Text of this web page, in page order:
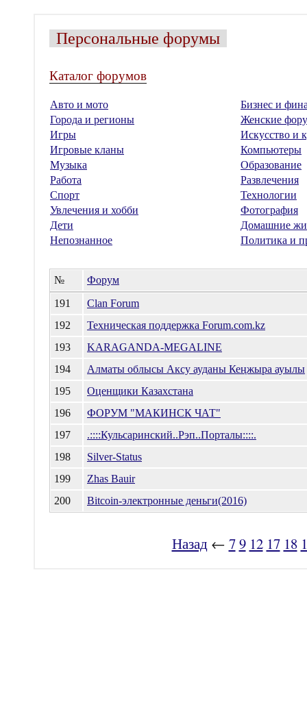
Персональные форумы
Каталог форумов
Авто и мото
Бизнес и
Города и регионы
Женские
Игры
Искусство и
Игровые кланы
Компьютеры
Музыка
Образование
Работа
Развлечения
Спорт
Технологии
Увлечения и хобби
Фотография
Дети
Домашние
Непознанное
Политика и
№
Форум
191
Clan Forum
192
Техническая поддержка Forum.com.kz
193
KARAGANDA-MEGALINE
194
Алматы облысы Аксу ауданы Кеңжыра ауылы
195
Оценщики Казахстана
196
ФОРУМ "МАКИНСК ЧАТ"
197
.::::Кульсаринский..Рэп..Порталы::::.
198
Silver-Status
199
Zhas Bauir
200
Bitcoin-электронные деньги(2016)
Назад← 79 12 17 18